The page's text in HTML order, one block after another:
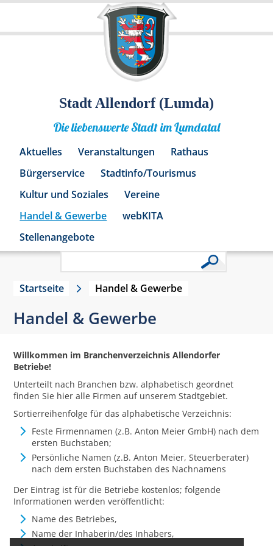
Stadt Allendorf (Lumda)
Die liebenswerte Stadt im Lumdatal
Aktuelles Veranstaltungen
Rathaus
Bürgerservice
Stadtinfo/Tourismus
Kultur und Soziales
Vereine
Handel & Gewerbe
webKITA
Stellenangebote
Startseite Handel & Gewerbe
Handel & Gewerbe
Willkommen im Branchenverzeichnis Allendorfer
Betriebe!
Unterteilt nach Branchen bzw. alphabetisch geordnet
finden Sie hier alle Firmen auf unserem Stadtgebiet.
Sortierreihenfolge für das alphabetische Verzeichnis:
Feste Firmennamen (z.B. Anton Meier GmbH) nach dem
ersten Buchstaben;
Persönliche Namen (z.B. Anton Meier, Steuerberater)
nach dem ersten Buchstaben des Nachnamens
Der Eintrag ist für die Betriebe kostenlos; folgende
Informationen werden veröffentlicht:
Name des Betriebes,
Name der Inhaberin/des Inhabers,